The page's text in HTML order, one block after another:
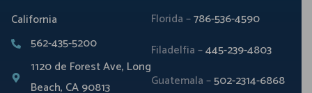
Florida –786-536-4590
Filadelfia –445-239-4803
Guatemala –502-2314-6868
California
562-435-5200
1120 de Forest Ave, Long
Beach, CA 90813